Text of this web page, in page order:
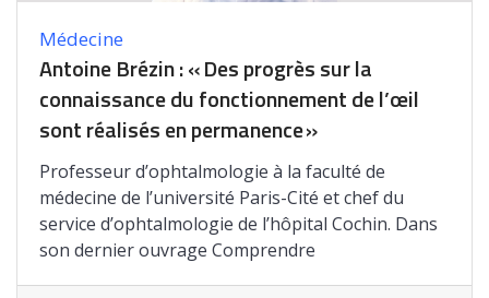
Médecine
Antoine Brézin : « Des progrès sur la
connaissance du fonctionnement de l’œil
sont réalisés en permanence »
Professeur d’ophtalmologie à la faculté de
médecine de l’université Paris-Cité et chef du
service d’ophtalmologie de l’hôpital Cochin. Dans
son dernier ouvrage Comprendre